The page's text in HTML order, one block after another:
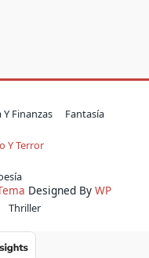
Finanzas Fantasía
Y Terror
Thriller
Designed By WP